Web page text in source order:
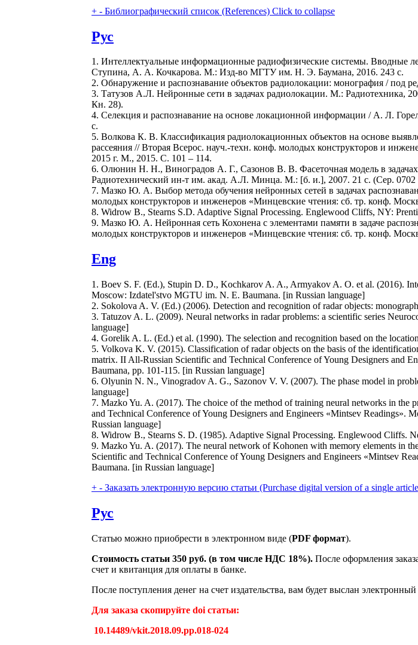
+ - Библиографический список (References) Click to collapse
Рус
1. Интеллектуальные информационные радиофизические системы.
Ступина, А. А. Кочкарова. М.: Изд-во МГТУ им. Н. Э. Баумана, 2016. 243 с.
2. Обнаружение и распознавание объектов радиолокации: монография / под
3. Татузов А.Л. Нейронные сети в задачах радиолокации. М.: Радиотехника,
Кн. 28).
4. Селекция и распознавание на основе локационной информации / А. Л.
с.
5. Волкова К. В. Классификация радиолокационных объектов на основе
рассеяния // Вторая Всерос. науч.-техн. конф. молодых конструкторов и
2015 г. М., 2015. С. 101 – 114.
6. Олюнин Н. Н., Виноградов А. Г., Сазонов В. В. Фасеточная модель в
Радиотехнический ин-т им. акад. А.Л. Минца. М.: [б. и.], 2007. 21 с. (Сер.
7. Мазко Ю. А. Выбор метода обучения нейронных сетей в задачах
молодых конструкторов и инженеров «Минцевские чтения: сб. тр. конф.
8. Widrow B., Stearns S.D. Adaptive Signal Processing. Englewood Cliffs, NY:
9. Мазко Ю. А. Нейронная сеть Кохонена с элементами памяти в задаче
молодых конструкторов и инженеров «Минцевские чтения: сб. тр. конф.
Eng
1. Boev S. F. (Ed.), Stupin D. D., Kochkarov A. A., Armyakov A. O. et al. (2016).
Moscow: Izdatel'stvo MGTU im. N. E. Baumana. [in Russian language]
2. Sokolova A. V. (Ed.) (2006). Detection and recognition of radar objects:
3. Tatuzov A. L. (2009). Neural networks in radar problems: a scientific series
language]
4. Gorelik A. L. (Ed.) et al. (1990). The selection and recognition based on the
5. Volkova K. V. (2015). Classification of radar objects on the basis of the
matrix. II All-Russian Scientific and Technical Conference of Young Designers and
Baumana, pp. 101-115. [in Russian language]
6. Olyunin N. N., Vinogradov A. G., Sazonov V. V. (2007). The phase model in
language]
7. Mazko Yu. A. (2017). The choice of the method of training neural networks in
and Technical Conference of Young Designers and Engineers «Mintsev
Russian language]
8. Widrow B., Stearns S. D. (1985). Adaptive Signal Processing. Englewood Cliffs.
9. Mazko Yu. A. (2017). The neural network of Kohonen with memory elements in
Scientific and Technical Conference of Young Designers and Engineers «Mintsev
Baumana. [in Russian language]
+ - Заказать электронную версию статьи (Purchase digital version of a single
Рус
Статью можно приобрести в электронном виде (PDF формат).
Стоимость статьи 350 руб. (в том числе НДС 18%). После оформления
счет и квитанция для оплаты в банке.
После поступления денег на счет издательства, вам будет выслан электронный
Для заказа скопируйте doi статьи:
10.14489/vkit.2018.09.pp.018-024